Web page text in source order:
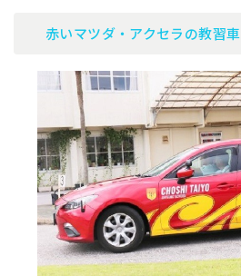
赤いマツダ・アクセラの教習車